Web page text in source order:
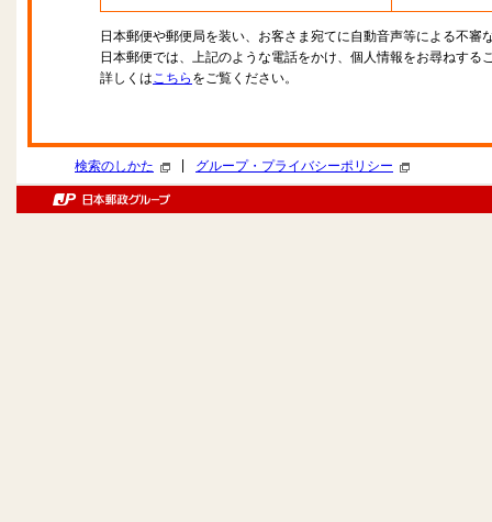
日本郵便や郵便局を装い、お客さま宛てに自動音声等による不審
日本郵便では、上記のような電話をかけ、個人情報をお尋ねする
詳しくはこちら をご覧ください。
検索のしかた グループ・プライバシーポリシー